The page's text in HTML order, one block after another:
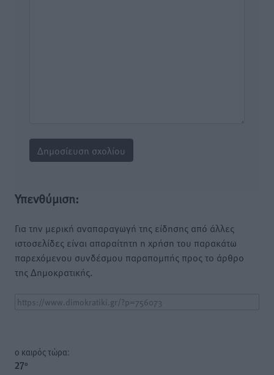
Υπενθύμιση:
Για την μερική αναπαραγωγή της είδησης από άλλες
ιστοσελίδες είναι απαραίτητη η χρήση του παρακάτω
παρεχόμενου συνδέσμου παραπομπής προς το άρθρο
της Δημοκρατικής.
o καιρός τώρα:
27°